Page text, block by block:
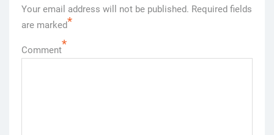
Your email address will not be published. Required fields
are marked*
Comment*